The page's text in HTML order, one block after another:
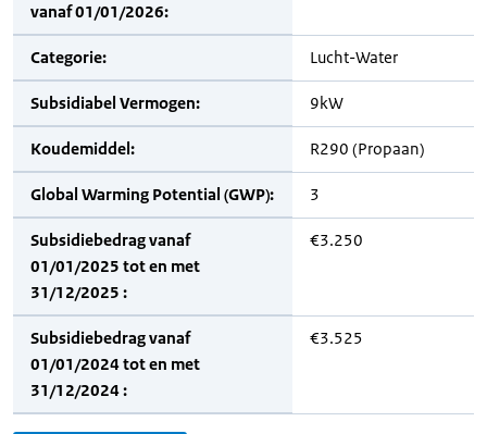
vanaf 01/01/2026:
Categorie: Lucht-Water
Subsidiabel Vermogen: 9kW
Koudemiddel: R290 (Propaan)
Global Warming Potential (GWP): 3
Subsidiebedrag vanaf
01/01/2025 tot en met
31/12/2025 :
€3.250
Subsidiebedrag vanaf
01/01/2024 tot en met
31/12/2024 :
€3.525